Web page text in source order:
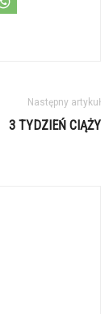
Następny artykuł
3 TYDZIEŃ CIĄŻY